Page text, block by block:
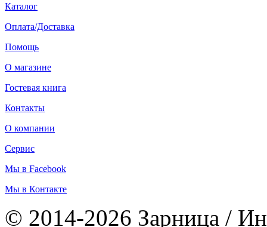
Каталог
Оплата/Доставка
Помощь
О магазине
Гостевая книга
Контакты
О компании
Сервис
Мы в Facebook
Мы в Контакте
© 2014-2026 Зарница /